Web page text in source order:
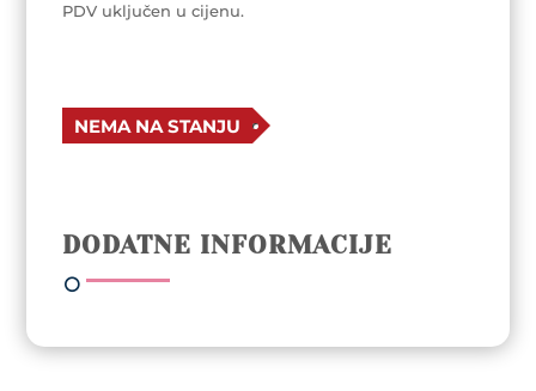
PDV uključen u cijenu.
NEMA NA STANJU
DODATNE INFORMACIJE